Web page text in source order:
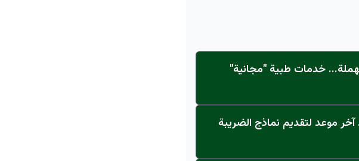
خدمات طبية "مجانية"
موعد لتقديم نماذج الضريبة